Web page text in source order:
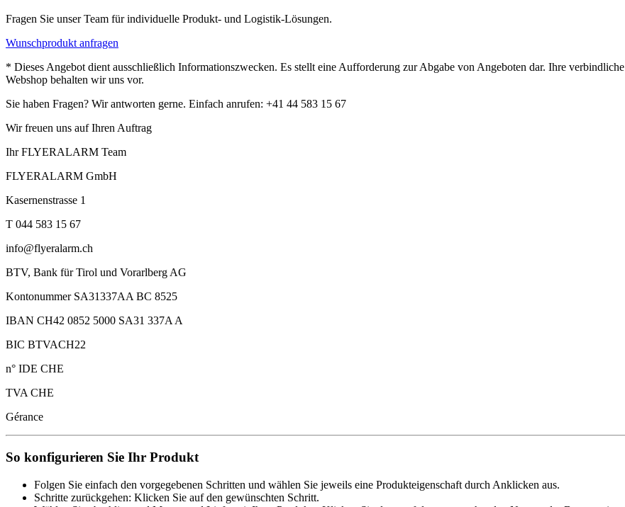
Fragen Sie unser Team für individuelle Produkt- und Logistik-Lösungen.
Wunschprodukt anfragen
* Dieses Angebot dient ausschließlich Informationszwecken. Es stellt eine Aufforderung zur Abgabe von Angeboten dar. Ihre
Webshop behalten wir uns vor.
Sie haben Fragen? Wir antworten gerne. Einfach anrufen: +41 44 583 15 67
Wir freuen uns auf Ihren Auftrag
Ihr FLYERALARM Team
FLYERALARM GmbH
Kasernenstrasse 1
T 044 583 15 67
info@flyeralarm.ch
BTV, Bank für Tirol und Vorarlberg AG
Kontonummer SA31337AA BC 8525
IBAN CH42 0852 5000 SA31 337A A
BIC BTVACH22
n° IDE CHE
TVA CHE
Gérance
So konfigurieren Sie Ihr Produkt
Folgen Sie einfach den vorgegebenen Schritten und wählen Sie jeweils eine Produkteigenschaft durch Anklicken aus.
Schritte zurückgehen: Klicken Sie auf den gewünschten Schritt.